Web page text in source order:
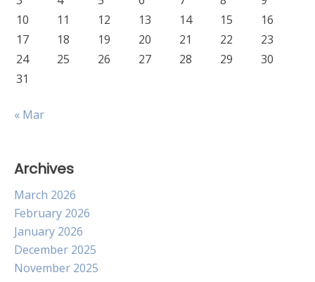
10
11 12 13 14 15
16
17
18 19 20 21 22
23
24
25 26 27 28 29
30
31
« Mar
Archives
March 2026
February 2026
January 2026
December 2025
November 2025